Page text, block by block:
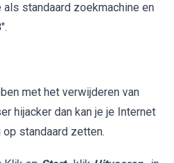
standaard zoekmachine en
".
met het verwijderen van
hijacker dan kan je je Internet
standaard zetten.